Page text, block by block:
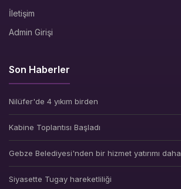
İletişim
Admin Girişi
Son Haberler
Nilüfer'de 4 yıkım birden
Kabine Toplantısı Başladı
Gebze Belediyesi'nden bir hizmet yatırımı daha
Siyasette Tugay hareketliliği